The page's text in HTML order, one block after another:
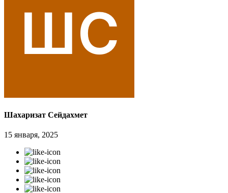
Шахаризат Сейдахмет
15 января, 2025